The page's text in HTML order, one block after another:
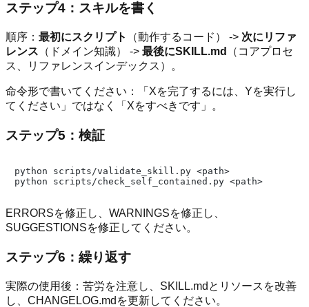
ステップ4：スキルを書く
順序： 最初にスクリプト （動作するコード） -> 次にリファ
レンス （ドメイン知識） -> 最後にSKILL.md
（コアプロセ
ス、リファレンスインデックス）。
命令形で書いてください：「Xを完了するには、Yを実行し
てください」ではなく「Xをすべきです」。
ステップ5：検証
python scripts/validate_skill.py <path>
ERRORSを修正し、WARNINGSを修正し、
SUGGESTIONSを修正してください。
ステップ6：繰り返す
実際の使用後：苦労を注意し、SKILL.mdとリソースを改善
し、CHANGELOG.mdを更新してください。